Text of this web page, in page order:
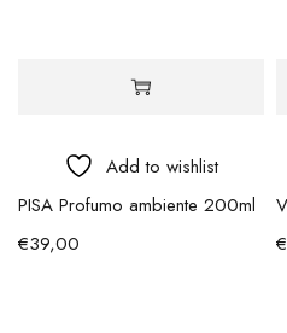
Add to wishlist
PISA Profumo ambiente 200ml
€39,00
€